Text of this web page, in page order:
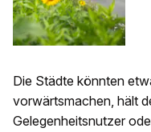
Die Städte könnten
vorwärtsmachen, hält
Gelegenheitsnutzer